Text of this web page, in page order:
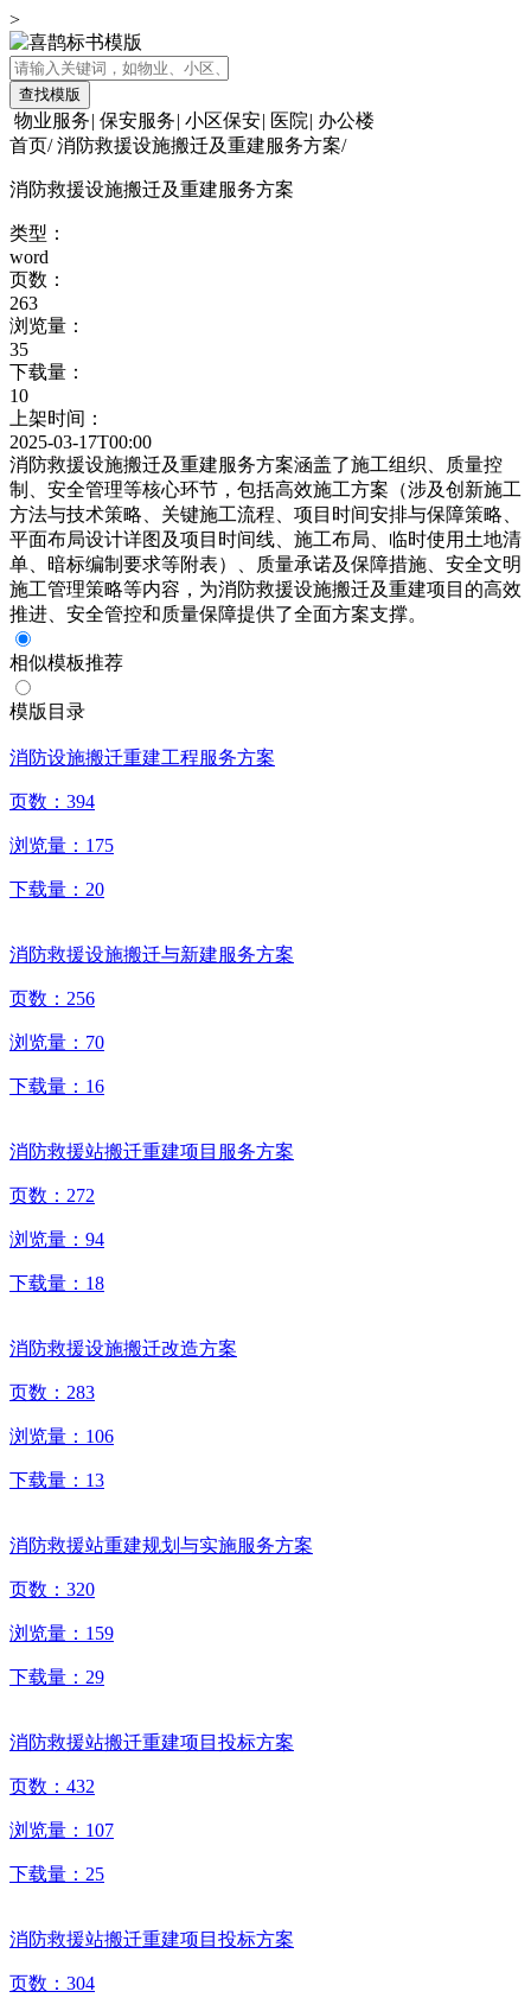
>
查找模版
物业服务| 保安服务| 小区保安| 医院| 办公楼
首页/ 消防救援设施搬迁及重建服务方案/
消防救援设施搬迁及重建服务方案
类型：
word
页数：
263
浏览量：
35
下载量：
10
上架时间：
2025-03-17T00:00
消防救援设施搬迁及重建服务方案涵盖了施工组织、质量控
制、安全管理等核心环节，包括高效施工方案（涉及创新施工
方法与技术策略、关键施工流程、项目时间安排与保障策略、
平面布局设计详图及项目时间线、施工布局、临时使用土地清
单、暗标编制要求等附表）、质量承诺及保障措施、安全文明
施工管理策略等内容，为消防救援设施搬迁及重建项目的高效
推进、安全管控和质量保障提供了全面方案支撑。
相似模板推荐
模版目录
消防设施搬迁重建工程服务方案
页数： 394
浏览量： 175
下载量： 20
消防救援设施搬迁与新建服务方案
页数： 256
浏览量： 70
下载量： 16
消防救援站搬迁重建项目服务方案
页数： 272
浏览量： 94
下载量： 18
消防救援设施搬迁改造方案
页数： 283
浏览量： 106
下载量： 13
消防救援站重建规划与实施服务方案
页数： 320
浏览量： 159
下载量： 29
消防救援站搬迁重建项目投标方案
页数： 432
浏览量： 107
下载量： 25
消防救援站搬迁重建项目投标方案
页数： 304